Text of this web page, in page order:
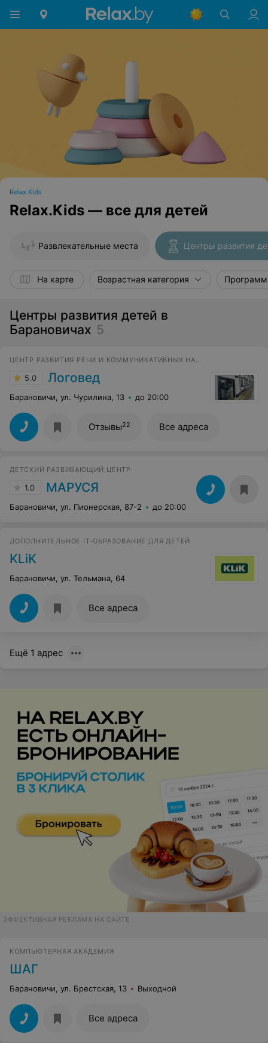
Relax.Kids
Relax.Kids — все для детей
Развлекательные места Центры развития
На карте Возрастная категория
Центры развития детей в
Барановичах 5
ЦЕНТР РАЗВИТИЯ РЕЧИ И КОММУНИКАТИВНЫХ НАВЫКОВ
5.0 Логовед
Барановичи, ул. Чурилина, 13 до 20:00
Отзывы22 Все адреса
ДЕТСКИЙ РАЗВИВАЮЩИЙ ЦЕНТР
1.0 МАРУСЯ
Барановичи, ул. Пионерская, 87-2 до 20:00
ДОПОЛНИТЕЛЬНОЕ IT-ОБРАЗОВАНИЕ ДЛЯ ДЕТЕЙ
KLiK
Барановичи, ул. Тельмана, 64
Все адреса
Ещё 1 адрес
ЭФФЕКТИВНАЯ РЕКЛАМА НА САЙТЕ
КОМПЬЮТЕРНАЯ АКАДЕМИЯ
ШАГ
Барановичи, ул. Брестская, 13 Выходной
Все адреса